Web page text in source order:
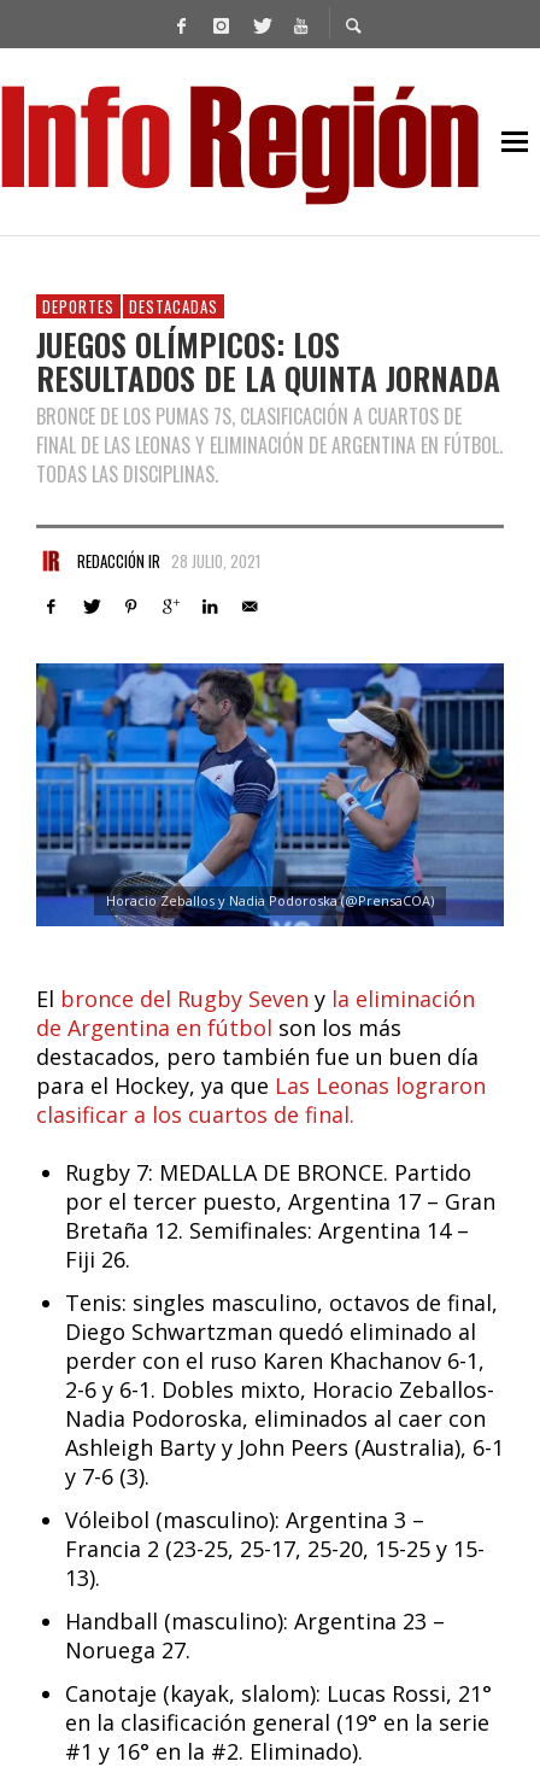
DEPORTES DESTACADAS
JUEGOS OLÍMPICOS: LOS
RESULTADOS DE LA QUINTA JORNADA
BRONCE DE LOS PUMAS 7S, CLASIFICACIÓN A CUARTOS DE
FINAL DE LAS LEONAS Y ELIMINACIÓN DE ARGENTINA EN FÚTBOL.
TODAS LAS DISCIPLINAS.
REDACCIÓN IR 28 JULIO, 2021
Horacio Zeballos y Nadia Podoroska (@PrensaCOA)
El bronce del Rugby Seven y la eliminación
de Argentina en fútbol son los más
destacados, pero también fue un buen día
para el Hockey, ya que Las Leonas lograron
clasificar a los cuartos de final.
Rugby 7: MEDALLA DE BRONCE. Partido
por el tercer puesto, Argentina 17 – Gran
Bretaña 12. Semifinales: Argentina 14 –
Fiji 26.
Tenis: singles masculino, octavos de final,
Diego Schwartzman quedó eliminado al
perder con el ruso Karen Khachanov 6-1,
2-6 y 6-1. Dobles mixto, Horacio Zeballos-
Nadia Podoroska, eliminados al caer con
Ashleigh Barty y John Peers (Australia), 6-1
y 7-6 (3).
Vóleibol (masculino): Argentina 3 –
Francia 2 (23-25, 25-17, 25-20, 15-25 y 15-
13).
Handball (masculino): Argentina 23 –
Noruega 27.
Canotaje (kayak, slalom): Lucas Rossi, 21°
en la clasificación general (19° en la serie
#1 y 16° en la #2. Eliminado).